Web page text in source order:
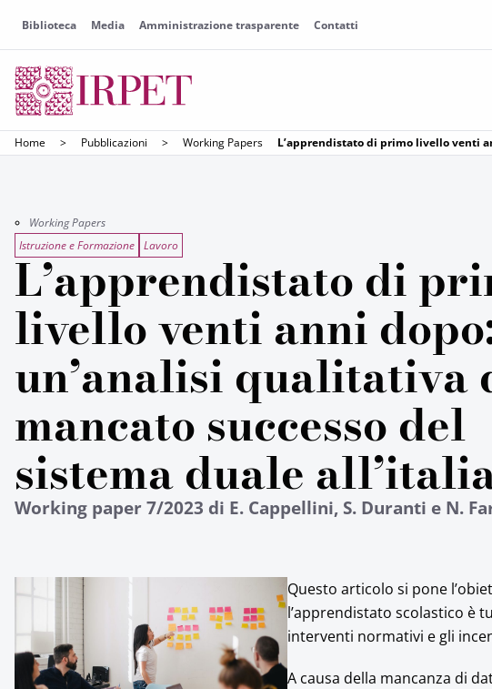
Biblioteca Media Amministrazione trasparente Contatti
Home > Pubblicazioni > Working Papers L’apprendistato di primo livello venti
Working Papers
Istruzione e Formazione Lavoro
L’apprendistato di
livello venti anni
un’analisi qualitativa
mancato successo del
sistema duale
Working paper 7/2023 di E. Cappellini, S. Duranti e N.
Questo articolo si pone
l’apprendistato scolastico è
interventi normativi e gli
A causa della mancanza di